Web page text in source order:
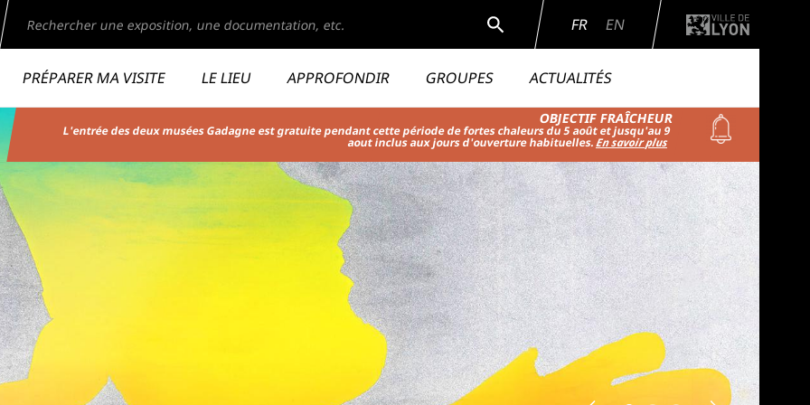
au
du muséeMHL
Rechercher FR EN
niveau de navigation
PRÉPARER MA VISITE LE LIEU APPROFONDIR GROUPES ACTUALITÉS
OBJECTIF FRAÎCHEUR
L'entrée des deux musées Gadagne est gratuite pendant cette période de fortes chaleurs du 5 août et jusqu'au 9
aout inclus aux jours d'ouverture habituelles.En savoir plus